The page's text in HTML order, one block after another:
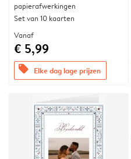
papierafwerkingen
Set van 10 kaarten
Vanaf
€ 5,99
offers Elke dag lage prijzen